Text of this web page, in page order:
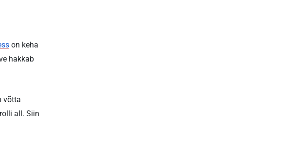
on keha
hakkab
võtta
all. Siin